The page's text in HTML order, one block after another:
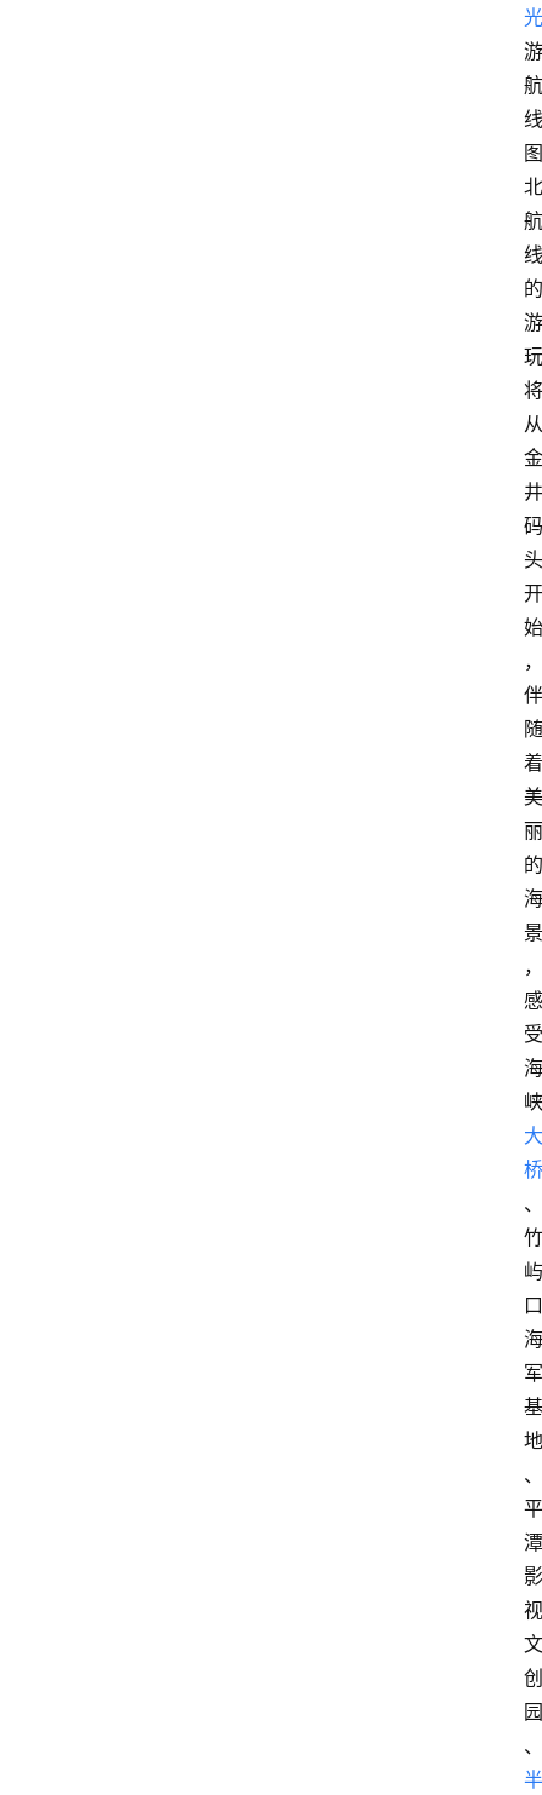
光
游
航
线
图
北
航
线
的
游
玩
将
从
金
井
码
头
开
始
，
伴
随
着
美
丽
的
海
景
，
感
受
海
峡
大
桥
、
竹
屿
口
海
军
基
地
、
平
潭
影
视
文
创
园
、
半